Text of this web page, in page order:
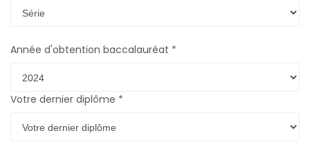
Année d'obtention baccalauréat *
Votre dernier diplôme *